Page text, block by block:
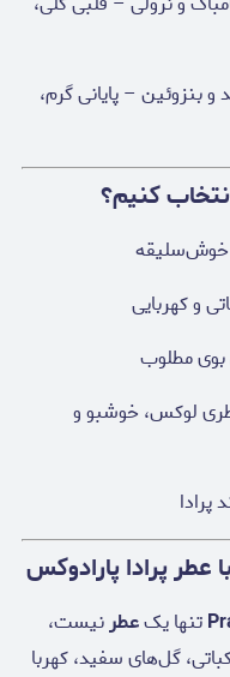
بنزوئین – پایانی گرم،
خوش‌سلیقه
و کهربایی
بوی مطلوب
لوکس، خوشبو و
عطر پرادا پارادوکس
تنها یکعطرنیست،
گل‌های سفید، کهربا